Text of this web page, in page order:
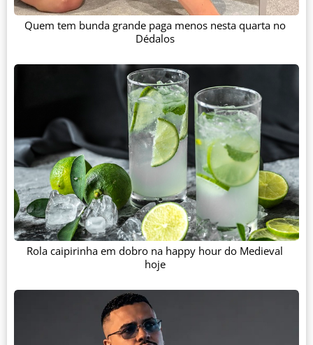
Quem tem bunda grande paga menos nesta quarta no
Dédalos
Rola caipirinha em dobro na happy hour do Medieval
hoje